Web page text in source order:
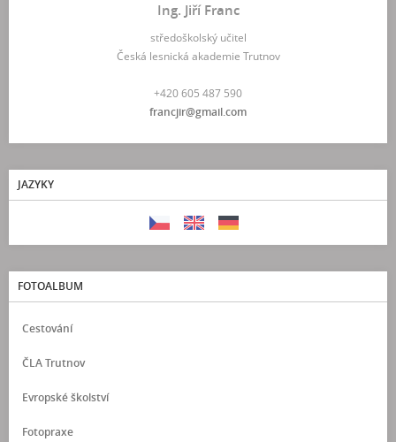
Ing. Jiří Franc
středoškolský učitel
Česká lesnická akademie Trutnov
+420 605 487 590
francjir@gmail.com
JAZYKY
FOTOALBUM
Cestování
ČLA Trutnov
Evropské školství
Fotopraxe